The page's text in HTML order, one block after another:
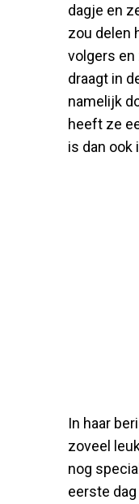
dagje en
zou delen
volgers en
draagt in
namelijk
heeft ze
is dan ook
In haar
zoveel
nog
eerste